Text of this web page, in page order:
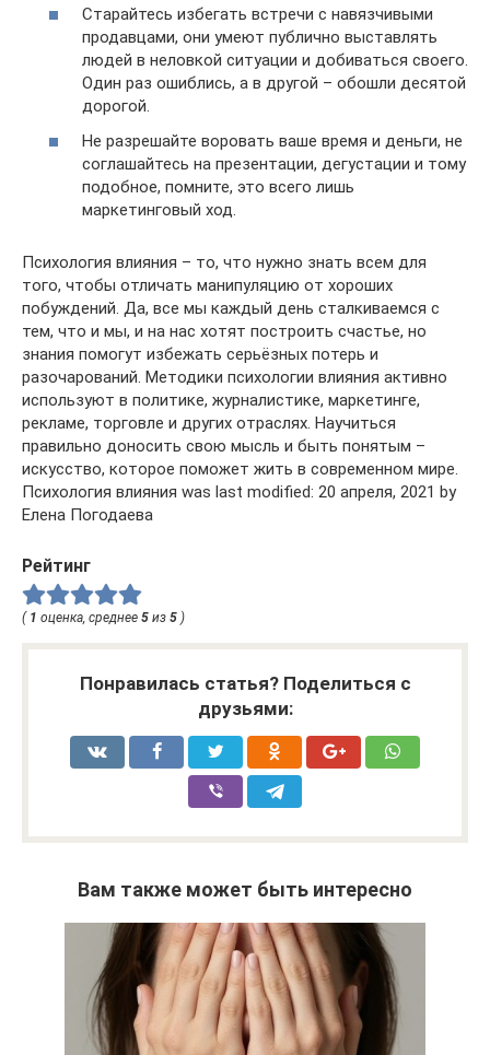
Старайтесь избегать встречи с навязчивыми
продавцами, они умеют публично выставлять
людей в неловкой ситуации и добиваться своего.
Один раз ошиблись, а в другой – обошли десятой
дорогой.
Не разрешайте воровать ваше время и деньги, не
соглашайтесь на презентации, дегустации и тому
подобное, помните, это всего лишь
маркетинговый ход.
Психология влияния – то, что нужно знать всем для
того, чтобы отличать манипуляцию от хороших
побуждений. Да, все мы каждый день сталкиваемся с
тем, что и мы, и на нас хотят построить счастье, но
знания помогут избежать серьёзных потерь и
разочарований. Методики психологии влияния активно
используют в политике, журналистике, маркетинге,
рекламе, торговле и других отраслях. Научиться
правильно доносить свою мысль и быть понятым –
искусство, которое поможет жить в современном мире.
Психология влияния was last modified: 20 апреля, 2021 by
Елена Погодаева
Рейтинг
( 1 оценка, среднее 5 из 5 )
Понравилась статья? Поделиться с
друзьями:
Вам также может быть интересно